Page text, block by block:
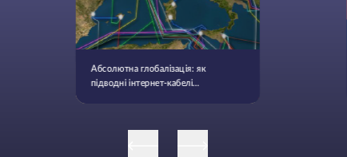
Абсолютна глобалізація: як
підводні інтернет-кабелі